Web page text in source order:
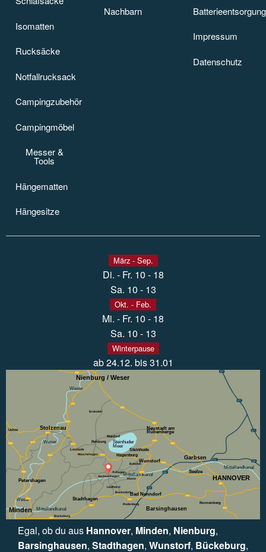
Isomatten
Isomatten
Rucksäcke
Rucksäcke
Notfallrucksack
Notfallrucksack
Campingzubehör
Campingzubehör
Campingmöbel
Campingmöbel
Taschenmesser und Tools
Messer &
Tools
Hängematten
Hängematten
Hängesitze
Hängesitze
Nachbargeschäfte
Nachbarn Batterieentsorgung
Batterieentsorgung
Impressum
Impressum
Datenschutz
Datenschutz
März - Sep.
Di. - Fr. 10 - 18
Sa. 10 - 13
Okt. - Feb.
Mi. - Fr. 10 - 18
Sa. 10 - 13
Winterpause
ab 24.12. bis 31.01
Steinhuder
Meer
Mittellandkanal
Mittellandkanal
Mittellandkanal
Weser
Weser
Weser
A2
A2 A2
A2
A7
A7
A7
B6
B6
B6
B6
B6
B65
B65
B65
B65
B441
B441
B441
B215
B215
B215
215
B61
B61
B442
B442
B482
B482
B3
Sachsenhagen
Lindhorst
Auhagen
Bokeloh
Haste
Beckedorf
Stolzenau
Barsinghausen
Ronnenberg
Seelze
Garbsen
Rehburg
Loccum
Münchehagen
Brokeloh
Uchte
Rodenberg
Mardorf
Nienburg / Weser
Stadthagen
Petershagen
Bückeburg
Bad Nenndorf
Wunstorf
Neustadt am
Rübenberge
Hagenburg
Steinhude
Minden
HANNOVER
Egal, ob du aus Hannover, Minden, Nienburg,
Barsinghausen, Stadthagen, Wunstorf, Bückeburg,